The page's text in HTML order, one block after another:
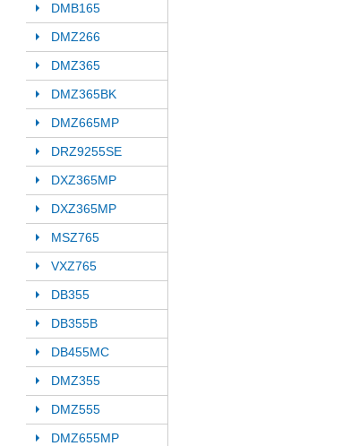
DMB165
DMZ266
DMZ365
DMZ365BK
DMZ665MP
DRZ9255SE
DXZ365MP
DXZ365MP
MSZ765
VXZ765
DB355
DB355B
DB455MC
DMZ355
DMZ555
DMZ655MP